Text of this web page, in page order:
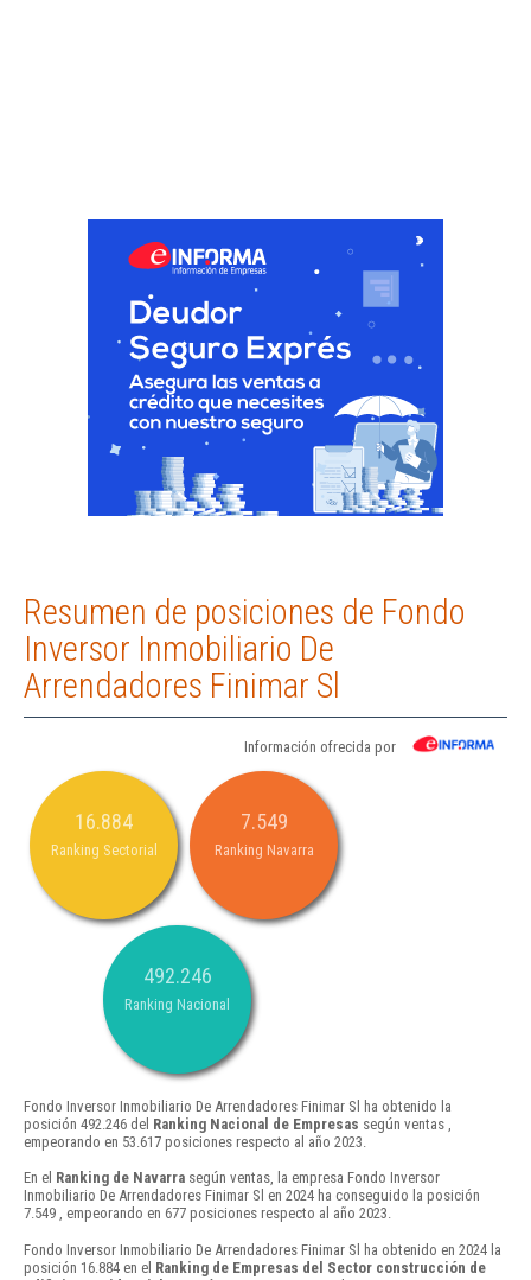
Resumen de posiciones de Fondo
Inversor Inmobiliario De
Arrendadores Finimar Sl
Información ofrecida por
16.884
Ranking Sectorial
7.549
Ranking Navarra
492.246
Ranking Nacional
Fondo Inversor Inmobiliario De Arrendadores Finimar Sl ha obtenido la
posición 492.246 del Ranking Nacional de Empresas según ventas ,
empeorando en 53.617 posiciones respecto al año 2023.
En el Ranking de Navarra según ventas, la empresa Fondo Inversor
Inmobiliario De Arrendadores Finimar Sl en 2024 ha conseguido la posición
7.549 , empeorando en 677 posiciones respecto al año 2023.
Fondo Inversor Inmobiliario De Arrendadores Finimar Sl ha obtenido en 2024 la
posición 16.884 en el Ranking de Empresas del Sector construcción de